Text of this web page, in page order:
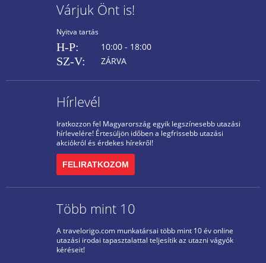
Várjuk Önt is!
Nyitva tartás
H-P: 10:00 - 18:00
SZ-V: ZÁRVA
Hírlevél
Iratkozzon fel Magyarország egyik legszínesebb utazási
hírlevelére! Értesüljön időben a legfrissebb utazási
akciókról és érdekes hírekről!
FELIRATKOZOM
Több mint 10
A travelorigo.com munkatársai több mint 10 év online
utazási irodai tapasztalattal teljesítik az utazni vágyók
kéréseit!